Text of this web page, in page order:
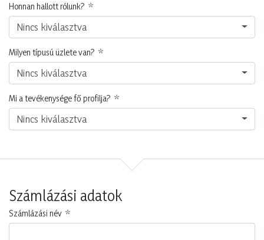
Honnan hallott rólunk?
Nincs kiválasztva
Milyen típusú üzlete van?
Nincs kiválasztva
Mi a tevékenysége fő profilja?
Nincs kiválasztva
Számlázási adatok
Számlázási név